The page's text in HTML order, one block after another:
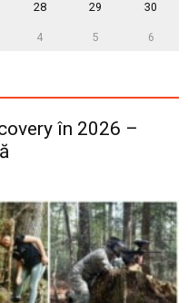
28 29 30
4 5 6
în 2026 –